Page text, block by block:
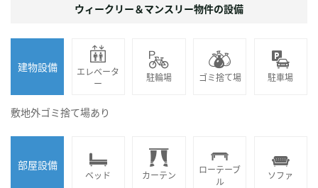
ウィークリー＆マンスリー物件の設備
建物設備
エレベータ
ー
駐輪場 ゴミ捨て場 駐車場
敷地外ゴミ捨て場あり
部屋設備
ベッド カーテン
ローテーブ
ル
ソファ